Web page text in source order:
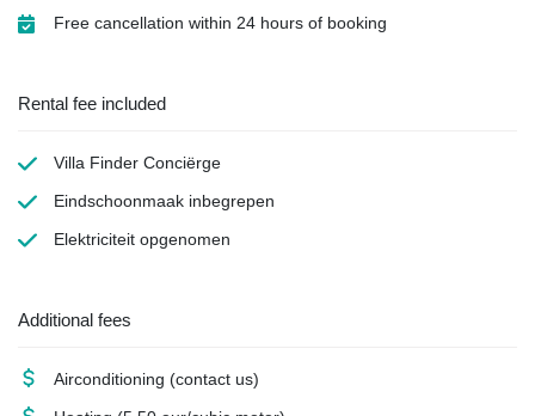
Free cancellation within 24 hours of booking
Rental fee included
Villa Finder Conciërge
Eindschoonmaak inbegrepen
Elektriciteit opgenomen
Additional fees
Airconditioning (contact us)